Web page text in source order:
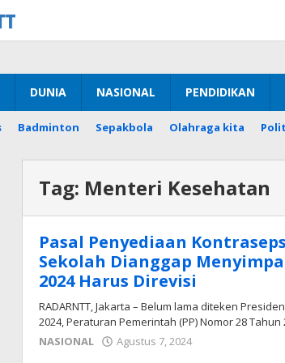
DUNIA NASIONAL PENDIDIKAN
Badminton Sepakbola Olahraga kita
Tag: Menteri Kesehatan
Pasal Penyediaan
Sekolah Dianggap
2024 Harus Direvisi
RADARNTT, Jakarta – Belum lama diteken
2024, Peraturan Pemerintah (PP) Nomor 28
NASIONAL
Agustus 7, 2024